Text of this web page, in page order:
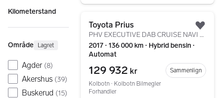
Kilometerstand
Område Lagret
Agder (8)
Akershus (39)
Buskerud (15)
Toyota Prius
PHV EXECUTIVE DAB CRUISE NAVI SKINN HUD JBL KEYLESS GO+
2017 ∙ 136 000 km ∙ Hybrid bensin ∙
Automat
129 932 kr
Sammenlign
Kolbotn ∙ Kolbotn Bilmegler
Forhandler